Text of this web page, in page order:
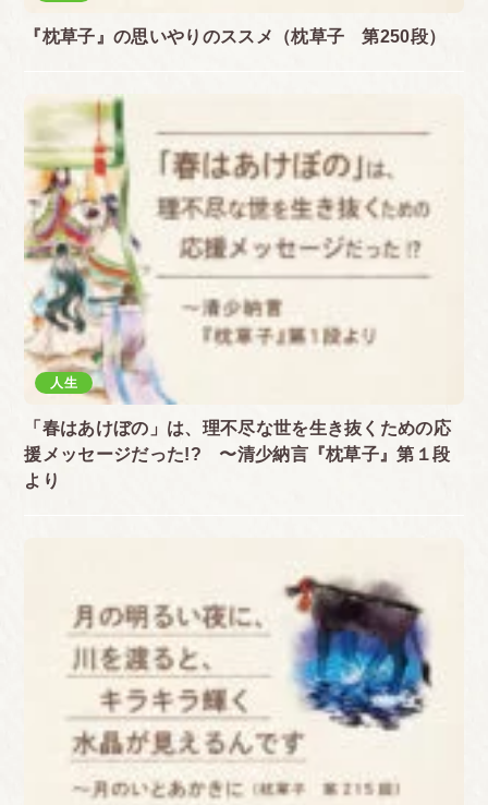
『枕草子』の思いやりのススメ（枕草子 第250段）
人生
「春はあけぼの」は、理不尽な世を生き抜くための応
援メッセージだった!? 〜清少納言『枕草子』第１段
より